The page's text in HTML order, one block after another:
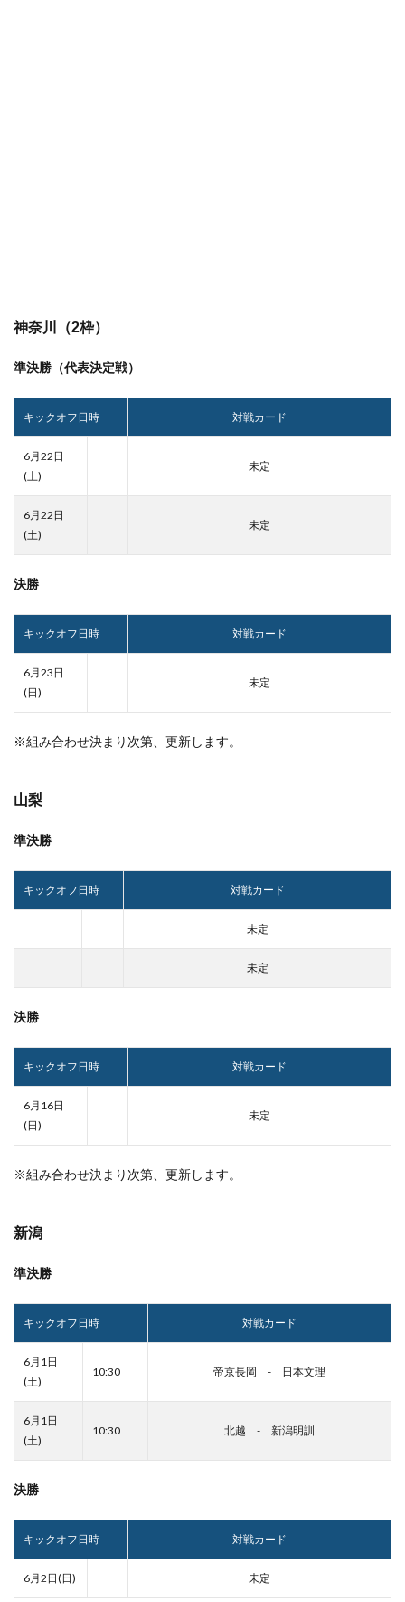
神奈川（2枠）
準決勝（代表決定戦）
キックオフ日時 対戦カード
6月22日
(土)
未定
6月22日
(土)
未定
決勝
キックオフ日時 対戦カード
6月23日
(日)
未定
※組み合わせ決まり次第、更新します。
山梨
準決勝
キックオフ日時 対戦カード
未定
未定
決勝
キックオフ日時 対戦カード
6月16日
(日)
未定
※組み合わせ決まり次第、更新します。
新潟
準決勝
キックオフ日時 対戦カード
6月1日
(土)
10:30 帝京長岡 - 日本文理
6月1日
(土)
10:30 北越 - 新潟明訓
決勝
キックオフ日時 対戦カード
6月2日(日) 未定